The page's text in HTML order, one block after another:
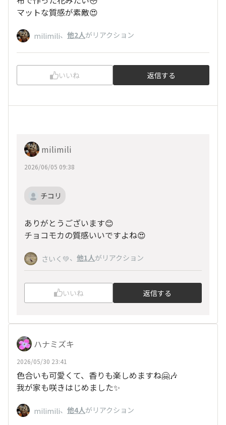
マットな質感が素敵😍
milimili、 他2人がリアクション
いいね 返信する
milimili
2026/06/05 09:38
チコリ
ありがとうございます😊
チョコモカの質感いいですよね😍
さいく💚、 他1人がリアクション
いいね 返信する
ハナミズキ
2026/05/30 23:41
色合いも可愛くて、香りも楽しめますね🤗🎶
我が家も咲きはじめました✨
milimili、 他4人がリアクション